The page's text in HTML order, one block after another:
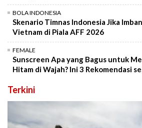
BOLA INDONESIA
Skenario Timnas Indonesia Jika
Vietnam di Piala AFF 2026
FEMALE
Sunscreen Apa yang Bagus untuk
Hitam di Wajah? Ini 3 Rekomendasi
Terkini